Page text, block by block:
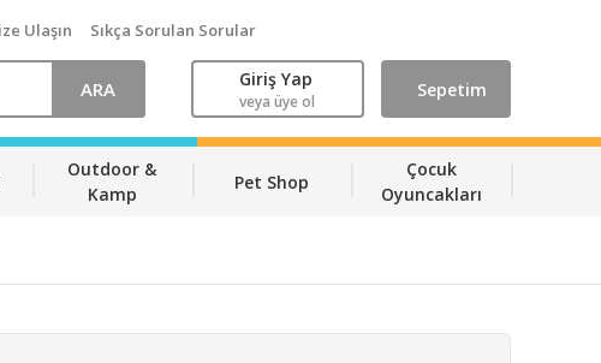
Ulaşın Sıkça Sorulan Sorular
ARA Giriş Yap
veya üye ol
Sepetim
Outdoor &
Kamp
Pet Shop
Çocuk
Oyuncakları